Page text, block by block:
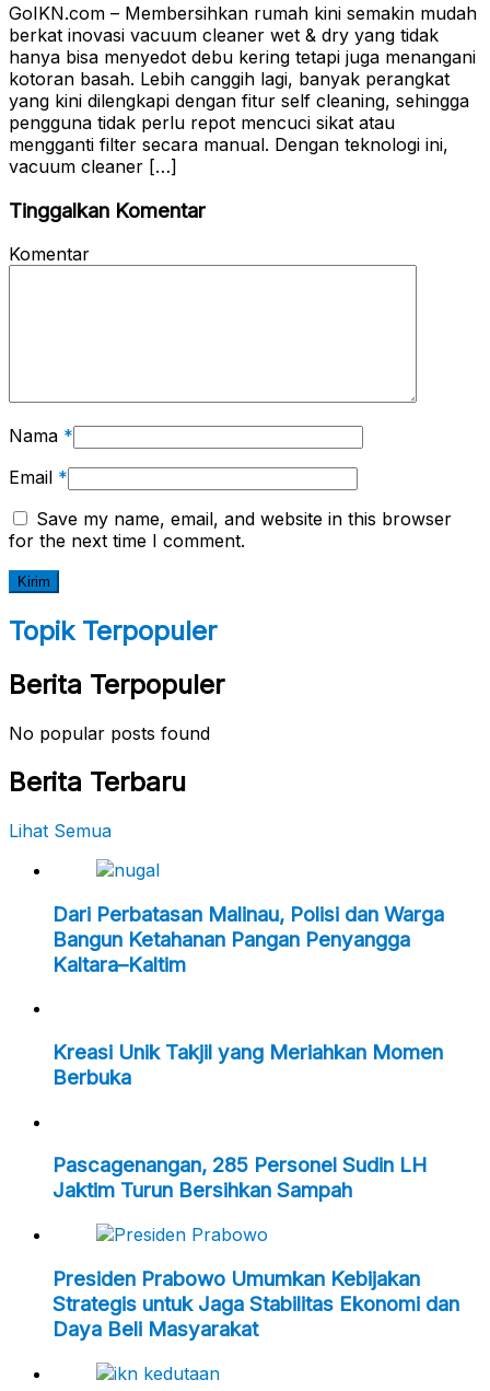
GoIKN.com – Membersihkan rumah kini semakin mudah
berkat inovasi vacuum cleaner wet & dry yang tidak
hanya bisa menyedot debu kering tetapi juga menangani
kotoran basah. Lebih canggih lagi, banyak perangkat
yang kini dilengkapi dengan fitur self cleaning, sehingga
pengguna tidak perlu repot mencuci sikat atau
mengganti filter secara manual. Dengan teknologi ini,
vacuum cleaner […]
Tinggalkan Komentar
Komentar
Nama *
Email *
Save my name, email, and website in this browser
for the next time I comment.
Topik Terpopuler
Berita Terpopuler
No popular posts found
Berita Terbaru
Lihat Semua
Dari Perbatasan Malinau, Polisi dan Warga
Bangun Ketahanan Pangan Penyangga
Kaltara–Kaltim
Kreasi Unik Takjil yang Meriahkan Momen
Berbuka
Pascagenangan, 285 Personel Sudin LH
Jaktim Turun Bersihkan Sampah
Presiden Prabowo Umumkan Kebijakan
Strategis untuk Jaga Stabilitas Ekonomi dan
Daya Beli Masyarakat